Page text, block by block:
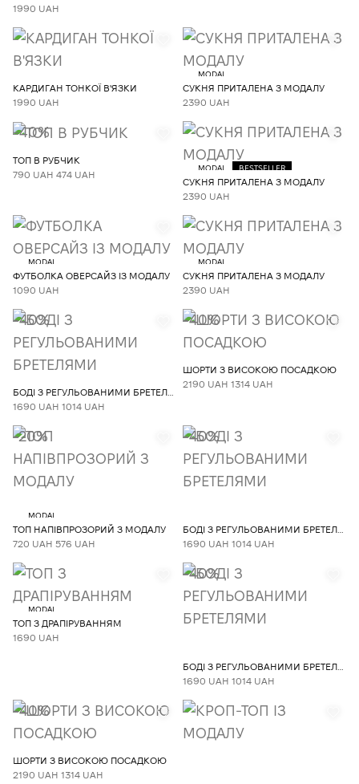
1990 UAH
КАРДИГАН ТОНКОЇ В'ЯЗКИ
1990 UAH
MODAL
СУКНЯ ПРИТАЛЕНА З МОДАЛУ
2390 UAH
-40%
ТОП В РУБЧИК
790 UAH 474 UAH
MODAL BESTSELLER
СУКНЯ ПРИТАЛЕНА З МОДАЛУ
2390 UAH
MODAL
ФУТБОЛКА ОВЕРСАЙЗ ІЗ МОДАЛУ
1090 UAH
MODAL
СУКНЯ ПРИТАЛЕНА З МОДАЛУ
2390 UAH
-40%
1690 UAH 1014 UAH
-40%
ШОРТИ З ВИСОКОЮ ПОСАДКОЮ
2190 UAH 1314 UAH
-20%
MODAL
ТОП НАПІВПРОЗОРИЙ З МОДАЛУ
720 UAH 576 UAH
-40%
1690 UAH 1014 UAH
MODAL
ТОП З ДРАПІРУВАННЯМ
1690 UAH
-40%
1690 UAH 1014 UAH
-40%
ШОРТИ З ВИСОКОЮ ПОСАДКОЮ
2190 UAH 1314 UAH